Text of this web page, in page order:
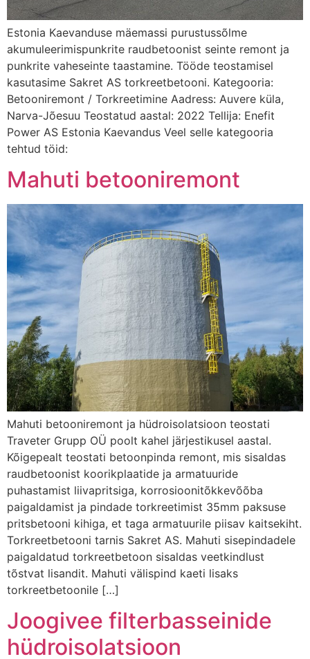
Estonia Kaevanduse mäemassi purustussõlme
akumuleerimispunkrite raudbetoonist seinte remont ja
punkrite vaheseinte taastamine. Tööde teostamisel
kasutasime Sakret AS torkreetbetooni. Kategooria:
Betooniremont / Torkreetimine Aadress: Auvere küla,
Narva-Jõesuu Teostatud aastal: 2022 Tellija: Enefit
Power AS Estonia Kaevandus Veel selle kategooria
tehtud töid:
Mahuti betooniremont
Mahuti betooniremont ja hüdroisolatsioon teostati
Traveter Grupp OÜ poolt kahel järjestikusel aastal.
Kõigepealt teostati betoonpinda remont, mis sisaldas
raudbetoonist koorikplaatide ja armatuuride
puhastamist liivapritsiga, korrosioonitõkkevõõba
paigaldamist ja pindade torkreetimist 35mm paksuse
pritsbetooni kihiga, et taga armatuurile piisav kaitsekiht.
Torkreetbetooni tarnis Sakret AS. Mahuti sisepindadele
paigaldatud torkreetbetoon sisaldas veetkindlust
tõstvat lisandit. Mahuti välispind kaeti lisaks
torkreetbetoonile […]
Joogivee filterbasseinide
hüdroisolatsioon